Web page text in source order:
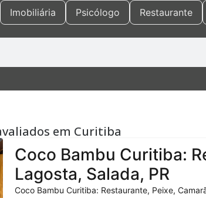
Imobiliária Psicólogo Restaurante
em Curitiba
Coco Bambu Curitiba:
Lagosta, Salada, PR
Coco Bambu Curitiba: Restaurante, Peixe,